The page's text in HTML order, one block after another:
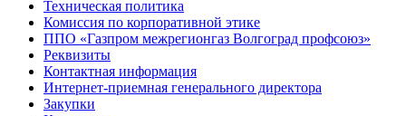
Техническая политика
Комиссия по корпоративной этике
ППО «Газпром межрегионгаз Волгоград профсоюз»
Реквизиты
Контактная информация
Интернет-приемная генерального директора
Закупки